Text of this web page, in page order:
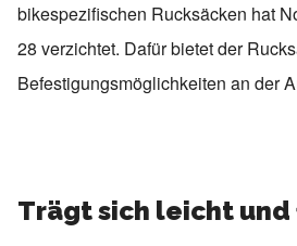
bikespezifischen Rucksäcken hat
28 verzichtet. Dafür bietet der
Befestigungsmöglichkeiten an der
Trägt sich leicht